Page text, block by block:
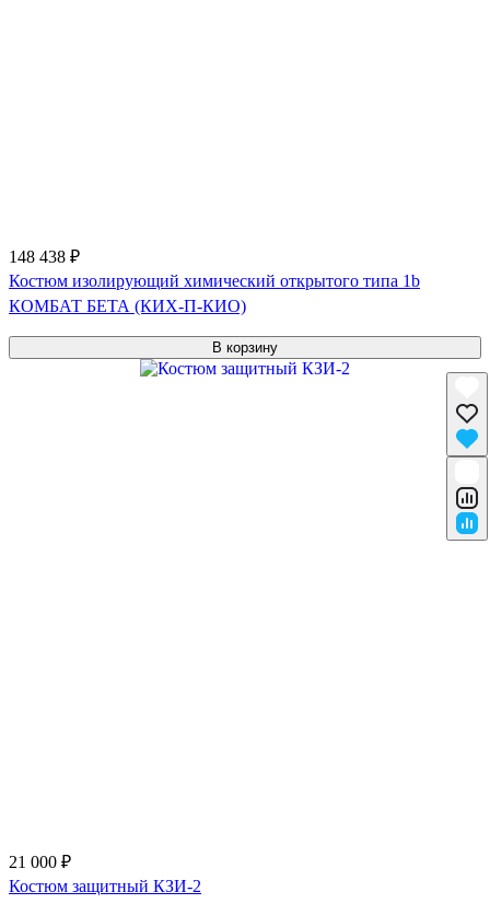
148 438 ₽
Костюм изолирующий химический открытого типа 1b
КОМБАТ БЕТА (КИХ-П-КИО)
В корзину
21 000 ₽
Костюм защитный КЗИ-2